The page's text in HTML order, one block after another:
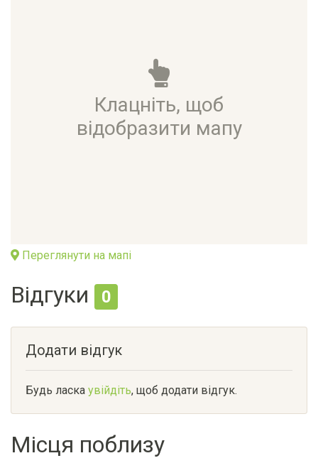
Клацніть, щоб
відобразити мапу
Переглянути на мапі
Відгуки 0
Додати відгук
Будь ласка увійдіть, щоб додати відгук.
Місця поблизу